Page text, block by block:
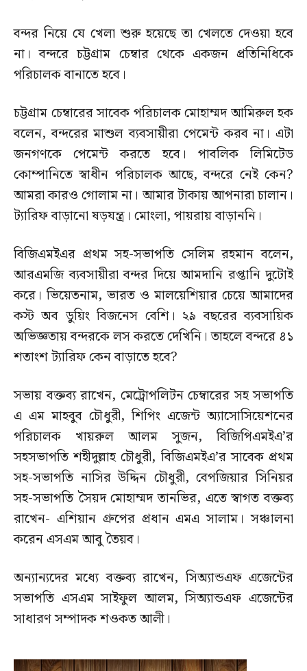
বন্দর নিয়ে যে খেলা শুরু হয়েছে তা খেলতে দেওয়া হবে
না। বন্দরে চট্টগ্রাম চেম্বার থেকে একজন প্রতিনিধিকে
পরিচালক বানাতে হবে।
চট্টগ্রাম চেম্বারের সাবেক পরিচালক মোহাম্মদ আমিরুল হক
বলেন, বন্দরের মাশুল ব্যবসায়ীরা পেমেন্ট করব না। এটা
জনগণকে পেমেন্ট করতে হবে। পাবলিক লিমিটেড
কোম্পানিতে স্বাধীন পরিচালক আছে, বন্দরে নেই কেন?
আমরা কারও গোলাম না। আমার টাকায় আপনারা চালান।
ট্যারিফ বাড়ানো ষড়যন্ত্র। মোংলা, পায়রায় বাড়াননি।
বিজিএমইএর প্রথম সহ-সভাপতি সেলিম রহমান বলেন,
আরএমজি ব্যবসায়ীরা বন্দর দিয়ে আমদানি রপ্তানি দুটোই
করে। ভিয়েতনাম, ভারত ও মালয়েশিয়ার চেয়ে আমাদের
কস্ট অব ডুয়িং বিজনেস বেশি। ২৯ বছরের ব্যবসায়িক
অভিজ্ঞতায় বন্দরকে লস করতে দেখিনি। তাহলে বন্দরে ৪১
শতাংশ ট্যারিফ কেন বাড়াতে হবে?
সভায় বক্তব্য রাখেন, মেট্রোপলিটন চেম্বারের সহ সভাপতি
এ এম মাহবুব চৌধুরী, শিপিং এজেন্ট অ্যাসোসিয়েশনের
পরিচালক খায়রুল আলম সুজন, বিজিপিএমইএ’র
সহসভাপতি শহীদুল্লাহ চৌধুরী, বিজিএমইএ’র সাবেক প্রথম
সহ-সভাপতি নাসির উদ্দিন চৌধুরী, বেপজিয়ার সিনিয়র
সহ-সভাপতি সৈয়দ মোহাম্মদ তানভির, এতে স্বাগত বক্তব্য
রাখেন- এশিয়ান গ্রুপের প্রধান এমএ সালাম। সঞ্চালনা
করেন এসএম আবু তৈয়ব।
অন্যান্যদের মধ্যে বক্তব্য রাখেন, সিঅ্যান্ডএফ এজেন্টের
সভাপতি এসএম সাইফুল আলম, সিঅ্যান্ডএফ এজেন্টের
সাধারণ সম্পাদক শওকত আলী।